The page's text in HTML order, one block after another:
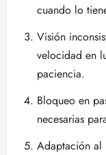
cuando lo
Visión
velocidad en
paciencia.
Bloqueo en
necesarias
Adaptación al